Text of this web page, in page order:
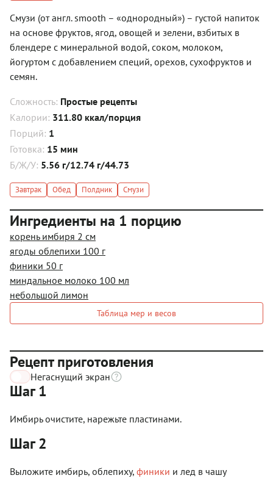
Смузи (от англ. smooth – «однородный») – густой напиток
на основе фруктов, ягод, овощей и зелени, взбитых в
блендере с минеральной водой, соком, молоком,
йогуртом с добавлением специй, орехов, сухофруктов и
семян.
Сложность: Простые рецепты
Калории: 311.80 ккал/порция
Порций: 1
Готовка: 15 мин
Б/Ж/У: 5.56 г/12.74 г/44.73
Завтрак Обед Полдник Смузи
Ингредиенты на 1 порцию
корень имбиря 2 см
ягоды облепихи 100 г
финики 50 г
миндальное молоко 100 мл
небольшой лимон
Таблица мер и весов
Рецепт приготовления
Негаснущий экран
Шаг 1
Имбирь очистите, нарежьте пластинами.
Шаг 2
Выложите имбирь, облепиху, финики и лед в чашу